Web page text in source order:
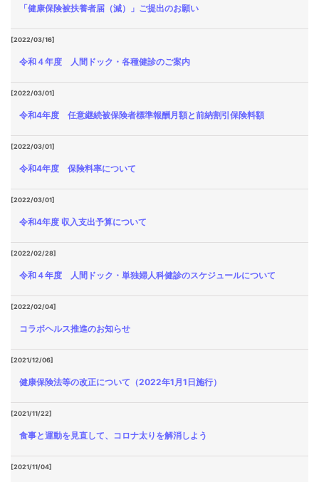
「健康保険被扶養者届（減）」ご提出のお願い
[2022/03/16]
令和４年度 人間ドック・各種健診のご案内
[2022/03/01]
令和4年度 任意継続被保険者標準報酬月額と前納割引保険料額
[2022/03/01]
令和4年度 保険料率について
[2022/03/01]
令和4年度 収入支出予算について
[2022/02/28]
令和４年度 人間ドック・単独婦人科健診のスケジュールについて
[2022/02/04]
コラボヘルス推進のお知らせ
[2021/12/06]
健康保険法等の改正について（2022年1月1日施行）
[2021/11/22]
食事と運動を見直して、コロナ太りを解消しよう
[2021/11/04]